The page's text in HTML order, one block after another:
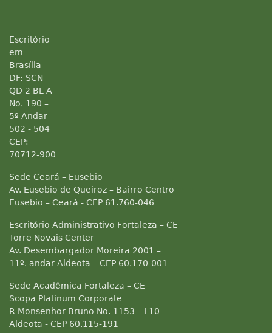
Escritório
em
Brasília -
DF: SCN
QD 2 BL A
No. 190 –
5º Andar
502 - 504
CEP:
70712-900
Sede Ceará – Eusebio
Av. Eusebio de Queiroz – Bairro Centro
Eusebio – Ceará - CEP 61.760-046
Escritório Administrativo Fortaleza – CE
Torre Novais Center
Av. Desembargador Moreira 2001 –
11º. andar Aldeota – CEP 60.170-001
Sede Acadêmica Fortaleza – CE
Scopa Platinum Corporate
R Monsenhor Bruno No. 1153 – L10 –
Aldeota - CEP 60.115-191